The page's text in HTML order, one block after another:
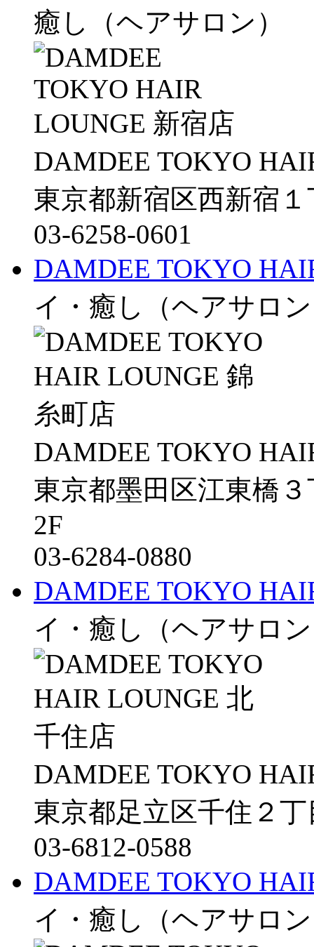
癒し（ヘアサロン）
DAMDEE TOKYO
東京都新宿区西新宿
03-6258-0601
DAMDEE TOKYO
イ・癒し（ヘアサロ
DAMDEE TOKYO
東京都墨田区江東橋
2F
03-6284-0880
DAMDEE TOKYO
イ・癒し（ヘアサロ
DAMDEE TOKYO
東京都足立区千住２
03-6812-0588
DAMDEE TOKYO
イ・癒し（ヘアサロ